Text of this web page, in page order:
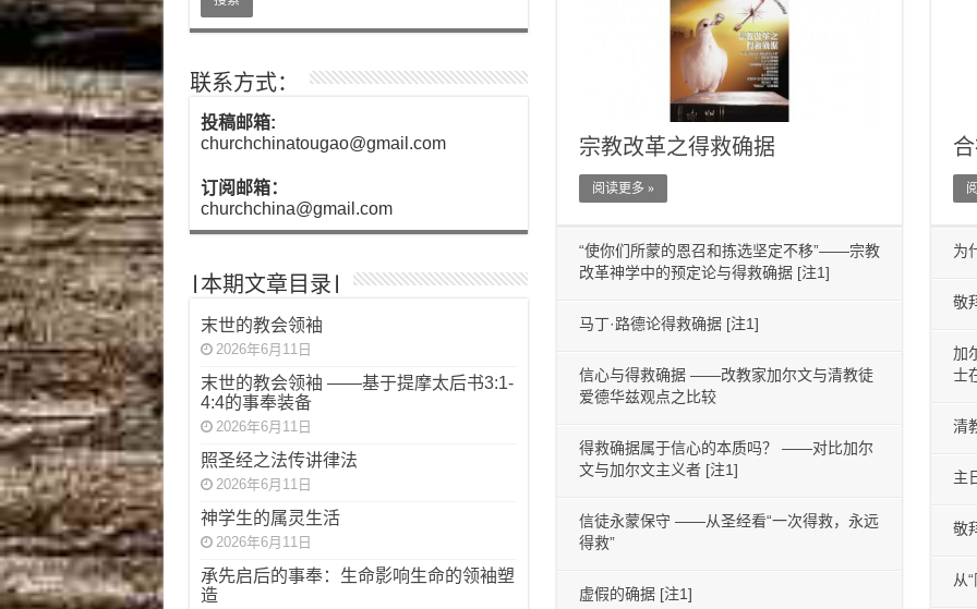
宗教改革之得救确据
阅读更多 »
“使你们所蒙的恩召和拣选坚定不移”——宗教
改革神学中的预定论与得救确据 [注1]
马丁·路德论得救确据 [注1]
信心与得救确据 ——改教家加尔文与清教徒
爱德华兹观点之比较
得救确据属于信心的本质吗？ ——对比加尔
文与加尔文主义者 [注1]
信徒永蒙保守 ——从圣经看“一次得救，永远
得救”
虚假的确据 [注1]
为
敬
加
士
清
主
敬
从
联系方式：
投稿邮箱:
churchchinatougao@gmail.com
订阅邮箱：
churchchina@gmail.com
|本期文章目录|
末世的教会领袖
2026年6月11日
末世的教会领袖 ——基于提摩太后书3:1-
4:4的事奉装备
2026年6月11日
照圣经之法传讲律法
2026年6月11日
神学生的属灵生活
2026年6月11日
承先启后的事奉：生命影响生命的领袖塑
造